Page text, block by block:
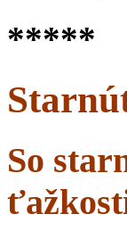
*****
So